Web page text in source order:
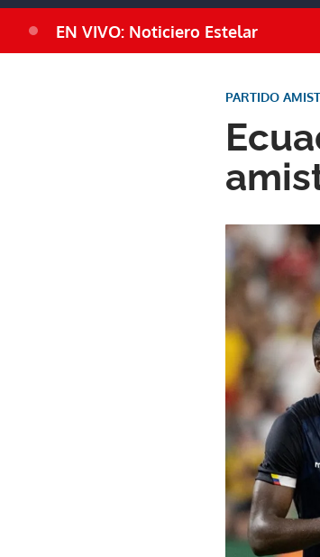
EN VIVO: Noticiero Estelar
PARTIDO